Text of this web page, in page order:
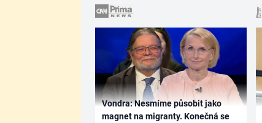
Vondra: Nesmíme působit jako
magnet na migranty. Konečná se